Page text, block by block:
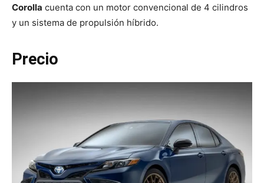
Corolla cuenta con un motor convencional de 4 cilindros
y un sistema de propulsión híbrido.
Precio